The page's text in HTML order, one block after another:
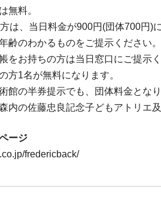
無料。
は、当日料金が900円(団体700円)に
齢のわかるものをご提示ください。
をお持ちの方は当日窓口にご提示く
方1名が無料になります。
館の半券提示でも、団体料金となり
内の佐藤忠良記念子どもアトリエ
ージ
fredericback/